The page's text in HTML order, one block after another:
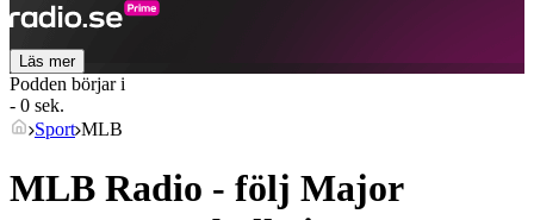
Läs mer
Podden börjar i
- 0 sek.
Sport MLB
MLB Radio - följ Major